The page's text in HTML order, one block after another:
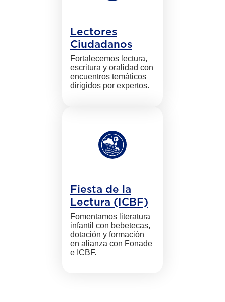
Lectores
Ciudadanos
Fortalecemos lectura,
escritura y oralidad con
encuentros temáticos
dirigidos por expertos.
Fiesta de la
Lectura (ICBF)
Fomentamos literatura
infantil con bebetecas,
dotación y formación
en alianza con Fonade
e ICBF.